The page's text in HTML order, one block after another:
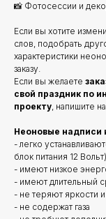
📸 Фотосессии и
Если вы хотите
слов, подобрать
характеристики
заказу.
Если вы желаете
свой праздник по
проекту, напишите
Неоновые надписи
- легко
блок питания 12 Вольт)
- имеют низкое
- имеют длительный
- не теряют яркости
- не содержат газа